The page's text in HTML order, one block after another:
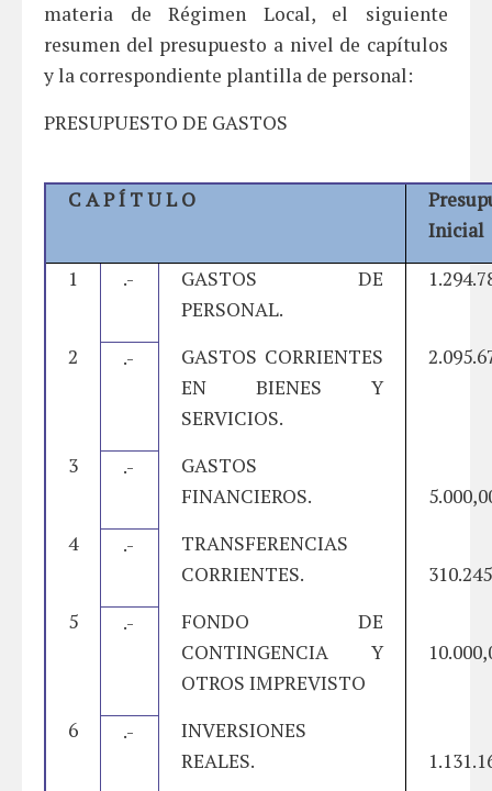
materia de Régimen Local, el siguiente
resumen del presupuesto a nivel de capítulos
y la correspondiente plantilla de personal:
PRESUPUESTO DE GASTOS
C A P Í T U L O
Inicial
1
.-
GASTOS DE
PERSONAL.
2 .-
GASTOS CORRIENTES
EN BIENES Y
SERVICIOS.
3 .-
GASTOS
FINANCIEROS.
4
.-
TRANSFERENCIAS
CORRIENTES.
5
.-
FONDO DE
CONTINGENCIA Y
OTROS IMPREVISTO
6 .-
INVERSIONES
REALES.